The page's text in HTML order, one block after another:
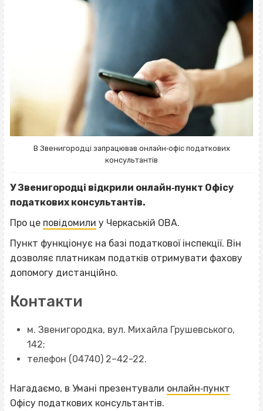
В Звенигородці запрацював онлайн‐офіс податкових
консультантів
У Звенигородці відкрили онлайн‐пункт Офісу
податкових консультантів.
Про це повідомили у Черкаській ОВА.
Пункт функціонує на базі податкової інспекції. Він
дозволяє платникам податків отримувати фахову
допомогу дистанційно.
Контакти
м. Звенигородка, вул. Михайла Грушевського,
142;
телефон (04740) 2–42-22.
Нагадаємо, в Умані презентували онлайн‐пункт
Офісу податкових консультантів.